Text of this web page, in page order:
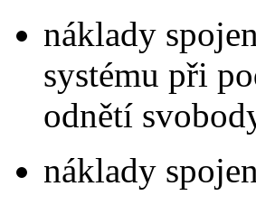
náklady
systému při
odnětí
náklady